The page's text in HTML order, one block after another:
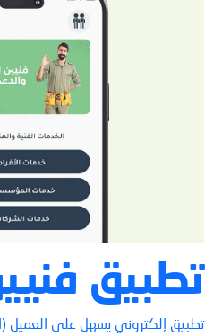
تطبيق
تطبيق إلكتروني يسهل على العميل